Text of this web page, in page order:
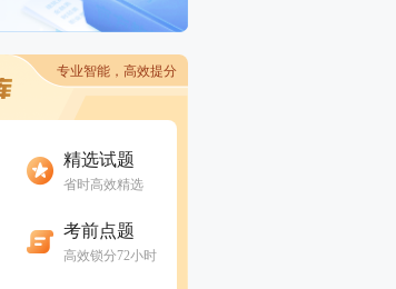
专业智能，高效提分
精选试题
省时高效精选
考前点题
高效锁分72小时